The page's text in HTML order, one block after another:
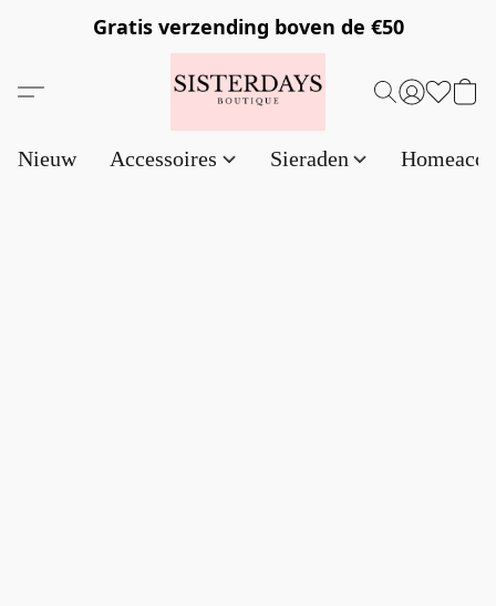
Gratis verzending boven de €50
Nieuw Accessoires Sieraden